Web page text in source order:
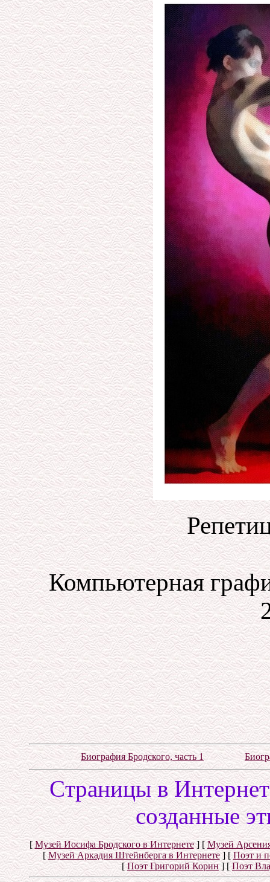
Компьютерная
Биография Бродского, часть 1
Cтраницы в
созданные
[Музей Иосифа Бродского в Интернете] [Музей
[Музей Аркадия Штейнберга в Интернете] [Поэт и
[Поэт Григорий Корин] [Поэт